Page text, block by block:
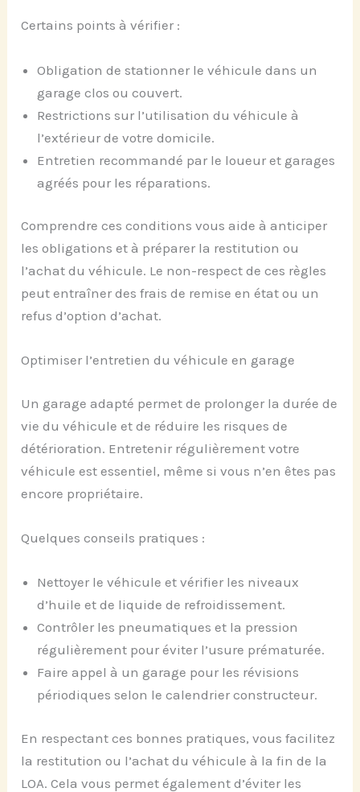
Certains points à vérifier :
Obligation de stationner le véhicule dans un
garage clos ou couvert.
Restrictions sur l’utilisation du véhicule à
l’extérieur de votre domicile.
Entretien recommandé par le loueur et garages
agréés pour les réparations.
Comprendre ces conditions vous aide à anticiper
les obligations et à préparer la restitution ou
l’achat du véhicule. Le non-respect de ces règles
peut entraîner des frais de remise en état ou un
refus d’option d’achat.
Optimiser l’entretien du véhicule en garage
Un garage adapté permet de prolonger la durée de
vie du véhicule et de réduire les risques de
détérioration. Entretenir régulièrement votre
véhicule est essentiel, même si vous n’en êtes pas
encore propriétaire.
Quelques conseils pratiques :
Nettoyer le véhicule et vérifier les niveaux
d’huile et de liquide de refroidissement.
Contrôler les pneumatiques et la pression
régulièrement pour éviter l’usure prématurée.
Faire appel à un garage pour les révisions
périodiques selon le calendrier constructeur.
En respectant ces bonnes pratiques, vous facilitez
la restitution ou l’achat du véhicule à la fin de la
LOA. Cela vous permet également d’éviter les